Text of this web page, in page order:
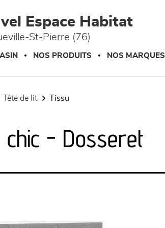
Espace Habitat
St-Pierre (76)
NOS PRODUITS NOS MARQUES
tête de lit tissu
- Dosseret